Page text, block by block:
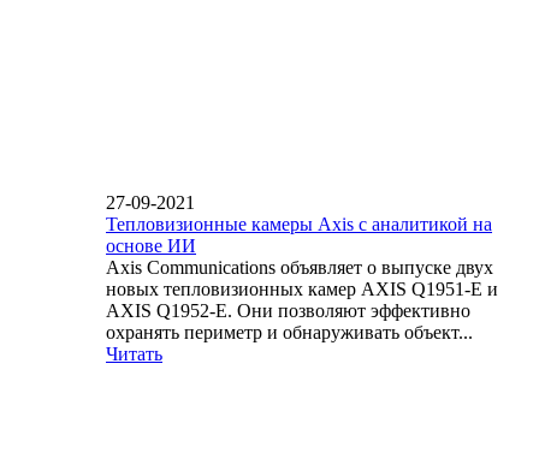
27-09-2021
Тепловизионные камеры Axis с аналитикой на
основе ИИ
Axis Communications объявляет о выпуске двух
новых тепловизионных камер AXIS Q1951-E и
AXIS Q1952-E. Они позволяют эффективно
охранять периметр и обнаруживать объект...
Читать